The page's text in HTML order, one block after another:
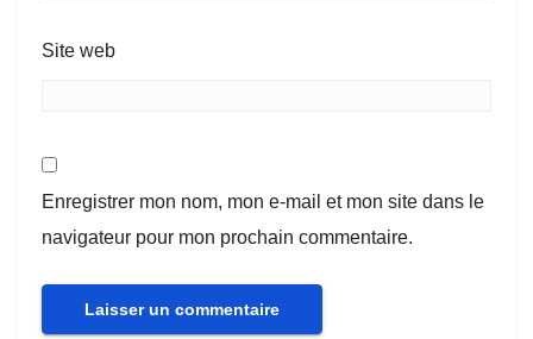
Site web
Enregistrer mon nom, mon e-mail et mon site dans le
navigateur pour mon prochain commentaire.